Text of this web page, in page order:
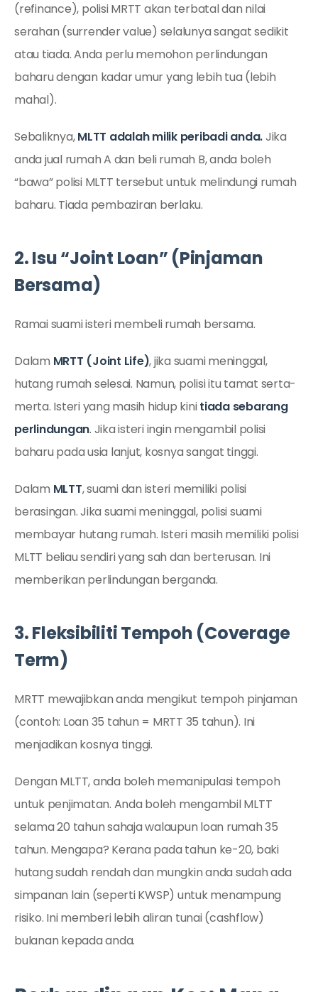
(refinance), polisi MRTT akan terbatal dan nilai
serahan (surrender value) selalunya sangat sedikit
atau tiada. Anda perlu memohon perlindungan
baharu dengan kadar umur yang lebih tua (lebih
mahal).
Sebaliknya,MLTT adalah milik peribadi anda.Jika
anda jual rumah A dan beli rumah B, anda boleh
“bawa” polisi MLTT tersebut untuk melindungi rumah
baharu. Tiada pembaziran berlaku.
2. Isu “Joint Loan” (Pinjaman
Bersama)
Ramai suami isteri membeli rumah bersama.
Dalam MRTT (Joint Life), jika suami meninggal,
hutang rumah selesai. Namun, polisi itu tamat serta-
merta. Isteri yang masih hidup kinitiada sebarang
perlindungan. Jika isteri ingin mengambil polisi
baharu pada usia lanjut, kosnya sangat tinggi.
Dalam MLTT, suami dan isteri memiliki polisi
berasingan. Jika suami meninggal, polisi suami
membayar hutang rumah. Isteri masih memiliki polisi
MLTT beliau sendiri yang sah dan berterusan. Ini
memberikan perlindungan berganda.
3. Fleksibiliti Tempoh (Coverage
Term)
MRTT mewajibkan anda mengikut tempoh pinjaman
(contoh: Loan 35 tahun = MRTT 35 tahun). Ini
menjadikan kosnya tinggi.
Dengan MLTT, anda boleh memanipulasi tempoh
untuk penjimatan. Anda boleh mengambil MLTT
selama 20 tahun sahaja walaupun loan rumah 35
tahun. Mengapa? Kerana pada tahun ke-20, baki
hutang sudah rendah dan mungkin anda sudah ada
simpanan lain (seperti KWSP) untuk menampung
risiko. Ini memberi lebih aliran tunai (cashflow)
bulanan kepada anda.